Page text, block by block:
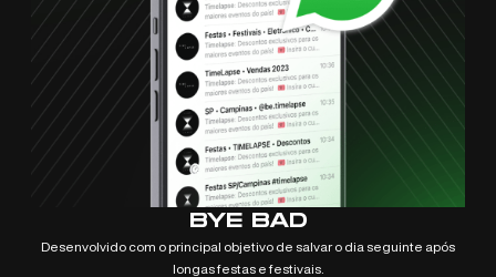
BYE BAD
Desenvolvido com o principal objetivo de salvar o dia seguinte após
longas festas e festivais.